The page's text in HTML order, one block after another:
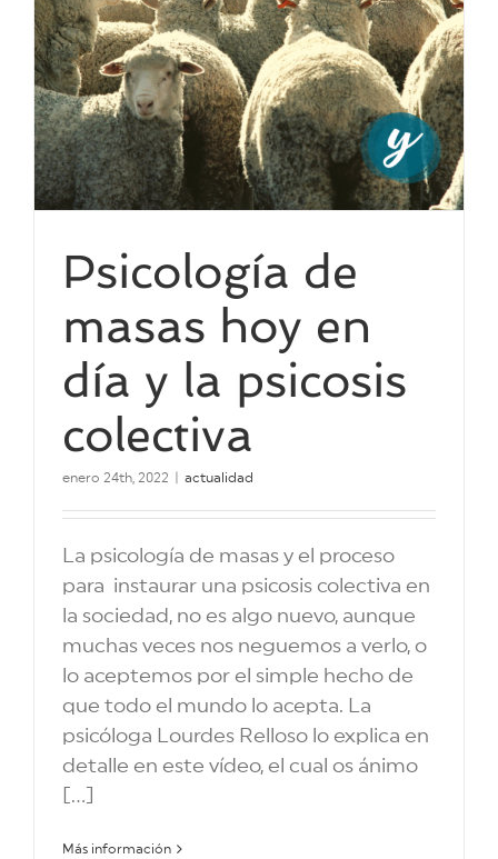
Psicología de
masas hoy en
día y la psicosis
colectiva
enero 24th, 2022 actualidad
La psicología de masas y el proceso
para instaurar una psicosis colectiva en
la sociedad, no es algo nuevo, aunque
muchas veces nos neguemos a verlo, o
lo aceptemos por el simple hecho de
que todo el mundo lo acepta. La
psicóloga Lourdes Relloso lo explica en
detalle en este vídeo, el cual os ánimo
Más información